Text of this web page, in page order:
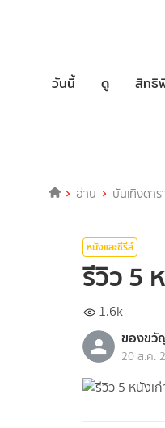
วันนี้ ดู สิทธิ
อ่าน บันเทิงดาร
หนังและซีรีส์
รีวิว 5
1.6k
ของขวั
20 ส.ค.